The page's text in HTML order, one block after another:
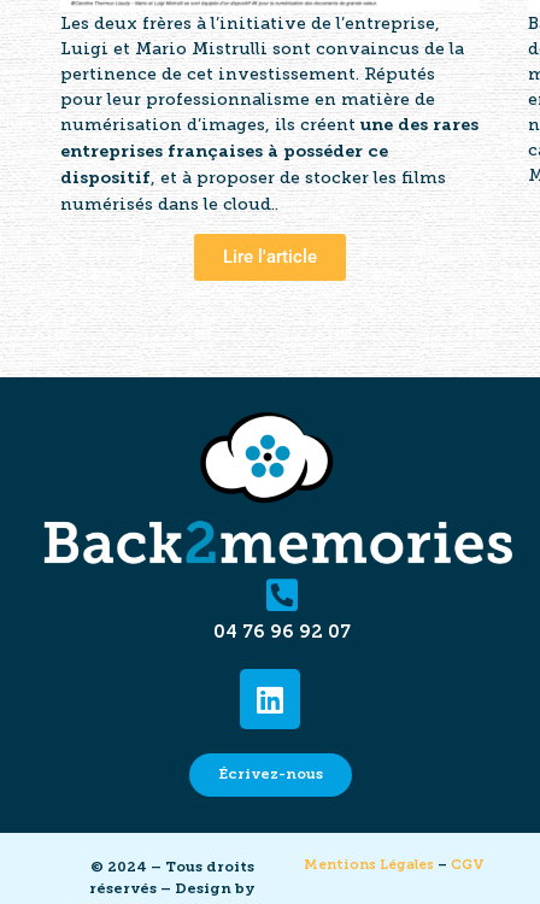
Les deux frères à l’initiative de l’entreprise,
Luigi et Mario Mistrulli sont convaincus de la
pertinence de cet investissement. Réputés
pour leur professionnalisme en matière de
numérisation d’images, ils créentune des rares
entreprises françaises à posséder ce
dispositif, et à proposer de stocker les films
numérisés dans le cloud..
Lire l'article
04 76 96 92 07
Écrivez-nous
© 2024 – Tous droits
réservés – Design by
Mentions Légales – CGV